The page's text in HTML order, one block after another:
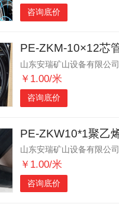
咨询底价
山东安瑞矿山设备有限公司
￥1.00/米
咨询底价
山东安瑞矿山设备有限公司
￥1.00/米
咨询底价